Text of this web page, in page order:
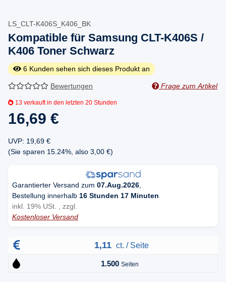
LS_CLT-K406S_K406_BK
Kompatible für Samsung CLT-K406S /
K406 Toner Schwarz
6 Kunden sehen sich dieses Produkt an
Bewertungen Frage zum Artikel
13 verkauft in den letzten 20 Stunden
16,69 €
UVP: 19,69 €
(Sie sparen 15.24% , also 3,00 €)
Garantierter Versand zum 07.Aug.2026
Bestellung innerhalb 16 Stunden 17 Minuten
inkl. 19% USt. , zzgl.
Kostenloser Versand
1,11 ct. / Seite
1.500 Seiten